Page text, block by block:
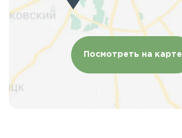
Посмотреть на карте